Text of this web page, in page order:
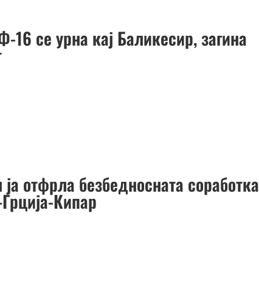
16 се урна кај Баликесир, загина
ја отфрла безбедносната соработка
Кипар